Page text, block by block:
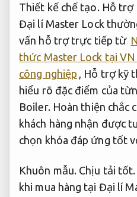
Thiết kế chế tạo. Hỗ trợ
Đại lí Master Lock
vấn hỗ trợ trực tiếp từ
thức Master Lock tại
công nghiệp
Hỗ trợ kỹ
hiểu rõ đặc điểm của
Boiler. Hoàn thiện chắc
khách hàng nhận được
chọn khóa đáp ứng tốt
Khuôn mẫu. Chịu tải tốt.
khi mua hàng tại Đại lí